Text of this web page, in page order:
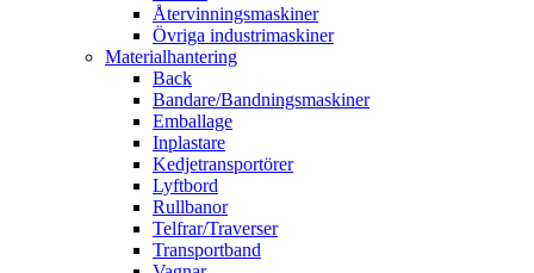
Återvinningsmaskiner
Övriga industrimaskiner
Materialhantering
Back
Bandare/Bandningsmaskiner
Emballage
Inplastare
Kedjetransportörer
Lyftbord
Rullbanor
Telfrar/Traverser
Transportband